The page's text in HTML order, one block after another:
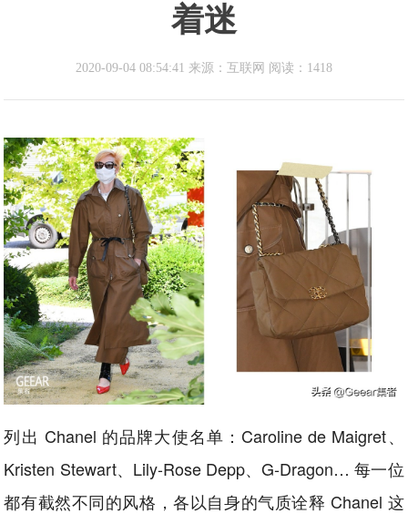
着迷
2020-09-04 08:54:41 来源：互联网 阅读：1418
列出 Chanel 的品牌大使名单：Caroline de Maigret、
Kristen Stewart、Lily-Rose Depp、G-Dragon… 每一位
都有截然不同的风格，各以自身的气质诠释 Chanel 这